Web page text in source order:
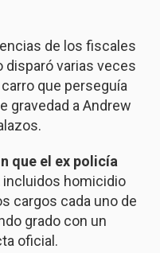
de los fiscales
disparó varias veces
que perseguía
gravedad a Andrew
que el ex policía
incluidos homicidio
cargos cada uno de
grado con un
oficial.